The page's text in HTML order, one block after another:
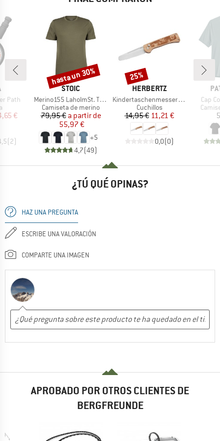
Path
group
reducido
€
(2)
MARCA
STOIC
Artículo
Merino155 LaholmSt. T-Shirt
Product group
Camiseta de merino
Precio
79,95 € Precio reducido
a partir de
55,97 €
+5
4,7(49)
Descuento
hasta un 30%
MARCA
HERBERTZ
Artículo
Kindertaschenmesser mit Motiv
Product group
Cuchillos
Precio
14,95 €Precio reducido
11,21 €
0,0(0)
Descuento
25%
Cap
¿TÚ QUÉ OPINAS?
HAZ UNA PREGUNTA
ESCRIBE UNA VALORACIÓN
COMPARTE UNA IMAGEN
APROBADO POR OTROS CLIENTES DE
BERGFREUNDE